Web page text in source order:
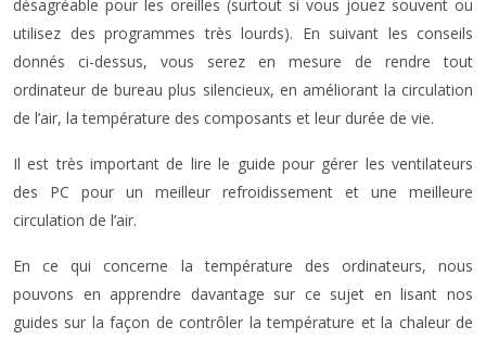
désagréable pour les oreilles (surtout si vous jouez souvent ou
utilisez des programmes très lourds). En suivant les conseils
donnés ci-dessus, vous serez en mesure de rendre tout
ordinateur de bureau plus silencieux, en améliorant la circulation
de l’air, la température des composants et leur durée de vie.
Il est très important de lire le guide pour gérer les ventilateurs
des PC pour un meilleur refroidissement et une meilleure
circulation de l’air.
En ce qui concerne la température des ordinateurs, nous
pouvons en apprendre davantage sur ce sujet en lisant nos
guides sur la façon de contrôler la température et la chaleur de